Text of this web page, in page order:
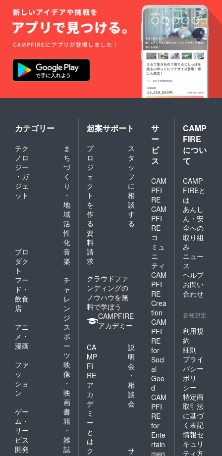
い場合
は、産
地に植
樹をし
ましょ
う。
（ウル
シの種
は30粒
程度お
送りし
ますの
ンター
なども
ご用意
くださ
い。）
全ての
支援者
下もお
送りし
ます。
・お礼
のメー
ル ・進
捗報告
メール
（2021
年12月
～2022
年4月）
・2022
年2月開
催予定
イン交
流会ご
す。 ウ
ルシの
木の植
木鉢に
ウルシ
の種ま
き。ぜ
ひチャ
レンジ
してみ
さい。
くなっ
て、植
え替え
るとこ
ろが無
い場合
は、産
樹をし
ましょ
う。
（ウル
シの種
は30粒
程度お
送りし
ますの
で、別
途プラ
ンター
なども
ご用意
くださ
支援者
下もお
送りし
ます。
・お礼
のメー
ル ・進
捗報告
メール
（2021
年12月
～2022
年4月）
・2022
年2月開
催予定
オンラ
めには
天然の
抗菌効
果があ
ること
も嬉し
いです
ね。 ・
お礼の
メール
報告
年12月
～2022
年2月）
・2022
年2月開
催予
定 オ
ン交流
会ご招
待（ご
希望者
のみ）
「ウル
シの
木」ロ
ゴを左
に配置
して、
右側に
文字入
れが可
字数は1
以内、
字体は
行書
体、楷
書体、
ゴシッ
ク体か
ます。
備考欄
にご希
望の文
字をご
記入く
ださ
い。文
字入れ
不要の
場合も
「文字
入れ不
要」と
ご記入
くださ
＜作品
トー
リー＞
ウル
シの木
から漆
液を取
るため
に多く
の傷を
つけま
す。漆
搔き職
「今年
は漆を
掻かせ
行7文字
で２行
以内、
字体は
行書
体、楷
書体、
ゴシッ
ク体か
ます。
備考欄
にご希
字をご
記入く
ださ
い。文
字入れ
不要の
場合も
入れ不
要」と
ご記入
くださ
い。 ＜
作品の
ストー
リー＞
ウル
シの木
は15～
20年か
けて育
てら
れ、漆
を採り
た後に
れま
す。
木の成
長時間
を感じ
てもら
えるよ
うに、
年輪の
掛け時
計を制
作しま
した。
時計
の中心
を年輪
カテゴリー
テク
ノロ
ジー
・ガ
ジェ
ット
ま
ち
づ
く
り
・
地
域
活
性
化
プロ
ダク
ト
音
楽
フー
ド・
飲食
店
チ
ャ
レ
ン
ジ
アニ
メ・
漫画
ス
ポ
ー
ツ
ファ
ッ
ショ
ン
映
像
・
映
画
ゲー
ム・
サー
ビス
開発
書
籍
・
雑
誌
起案サポート
プ
ロ
ジ
ェ
ク
ト
を
作
る
ス
タ
ッ
フ
に
相
談
す
る
資
料
請
求
クラウドファ
ンディングの
ノウハウを無
料で学ぼう
CAMPFIRE
アカデミー
CA
MP
FI
RE
ア
カ
デ
ミ
ー
と
は
説
明
会
・
相
談
会
ク
サ
サ
ー
ビ
ス
CAM
PFI
RE
CAM
PFI
RE
コ
ミュ
ニ
ティ
CAM
PFI
RE
Crea
tion
CAM
PFI
RE
for
Soci
al
Goo
d
CAM
PFI
RE
for
Ente
rtain
men
CAMP
FIRE
につい
て
CAMP
FIREと
は
あんし
ん・安
全への
取り組
み
ニュー
ス
ヘルプ
お問い
合わせ
各種規定
利用規
約
細則
プライ
バシー
ポリ
シー
特定商
取引法
に基づ
く表記
情報セ
キュリ
ティ方